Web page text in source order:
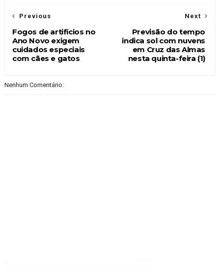
Next
Previsão do tempo
indica sol com nuvens
em Cruz das Almas
nesta quinta-feira (1)
Previous
Fogos de artifícios no
Ano Novo exigem
cuidados especiais
com cães e gatos
Nenhum Comentário: